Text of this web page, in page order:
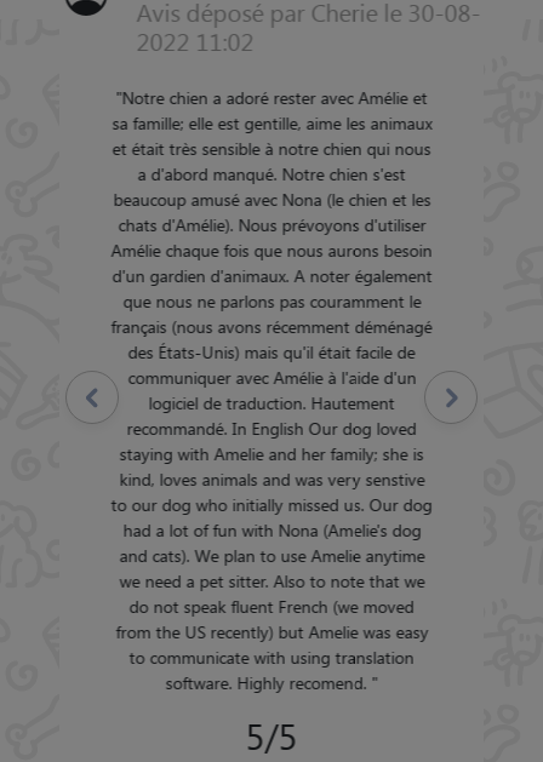
Avis déposé par Cherie le 30-08-
2022 11:02
"Notre chien a adoré rester avec Amélie et
sa famille; elle est gentille, aime les animaux
et était très sensible à notre chien qui nous
a d'abord manqué. Notre chien s'est
beaucoup amusé avec Nona (le chien et les
chats d'Amélie). Nous prévoyons d'utiliser
Amélie chaque fois que nous aurons besoin
d'un gardien d'animaux. A noter également
que nous ne parlons pas couramment le
français (nous avons récemment déménagé
des États-Unis) mais qu'il était facile de
communiquer avec Amélie à l'aide d'un
logiciel de traduction. Hautement
recommandé. In English Our dog loved
staying with Amelie and her family; she is
kind, loves animals and was very senstive
to our dog who initially missed us. Our dog
had a lot of fun with Nona (Amelie's dog
and cats). We plan to use Amelie anytime
we need a pet sitter. Also to note that we
do not speak fluent French (we moved
from the US recently) but Amelie was easy
to communicate with using translation
software. Highly recomend. "
5/5
Précédent Suivant